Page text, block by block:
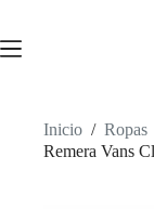
contenido
Inicio / Ropas
Remera Vans